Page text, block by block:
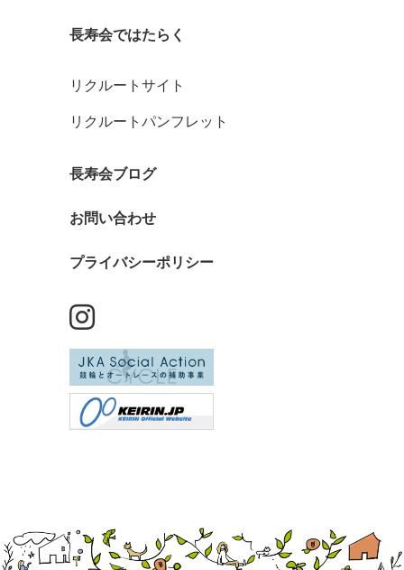
長寿会ではたらく
リクルートサイト
リクルートパンフレット
長寿会ブログ
お問い合わせ
プライバシーポリシー